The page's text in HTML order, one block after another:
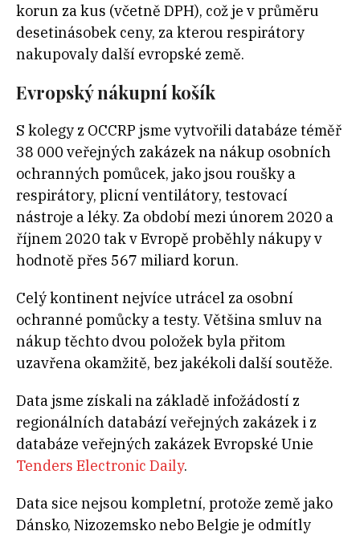
korun za kus (včetně DPH), což je v průměru
desetinásobek ceny, za kterou respirátory
nakupovaly další evropské země.
Evropský nákupní košík
S kolegy z OCCRP jsme vytvořili databáze téměř
38 000 veřejných zakázek na nákup osobních
ochranných pomůcek, jako jsou roušky a
respirátory, plicní ventilátory, testovací
nástroje a léky. Za období mezi únorem 2020 a
říjnem 2020 tak v Evropě proběhly nákupy v
hodnotě přes 567 miliard korun.
Celý kontinent nejvíce utrácel za osobní
ochranné pomůcky a testy. Většina smluv na
nákup těchto dvou položek byla přitom
uzavřena okamžitě, bez jakékoli další soutěže.
Data jsme získali na základě infožádostí z
regionálních databází veřejných zakázek i z
databáze veřejných zakázek Evropské Unie
Tenders Electronic Daily.
Data sice nejsou kompletní, protože země jako
Dánsko, Nizozemsko nebo Belgie je odmítly